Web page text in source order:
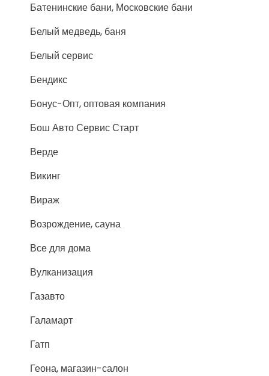
Батенинские бани, Московские бани
Белый медведь, баня
Белый сервис
Бендикс
Бонус-Опт, оптовая компания
Бош Авто Сервис Старт
Верде
Викинг
Вираж
Возрождение, сауна
Все для дома
Вулканизация
Газавто
Галамарт
Гатп
Геона, магазин-салон